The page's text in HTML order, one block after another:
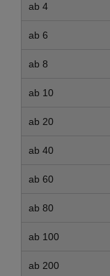
ab 4
ab 6
ab 8
ab 10
ab 20
ab 40
ab 60
ab 80
ab 100
ab 200